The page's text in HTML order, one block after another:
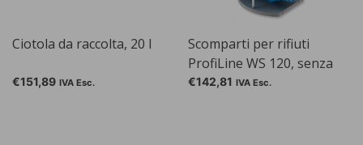
Ciotola da raccolta, 20 l
€151,89 IVA Esc.
Scomparti per rifiuti
ProfiLine WS 120, senza
rotoli
€142,81 IVA Esc.